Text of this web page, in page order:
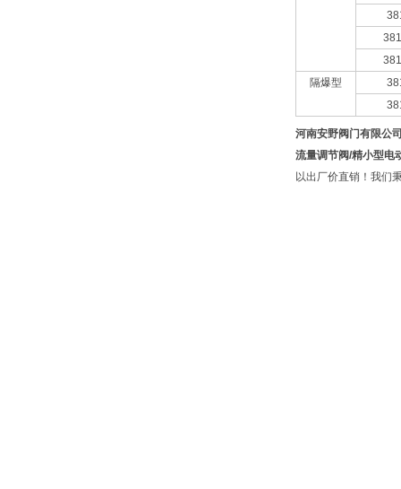
隔爆型
河南安野阀门有限公
流量调节阀/精小型电
以出厂价直销！我们